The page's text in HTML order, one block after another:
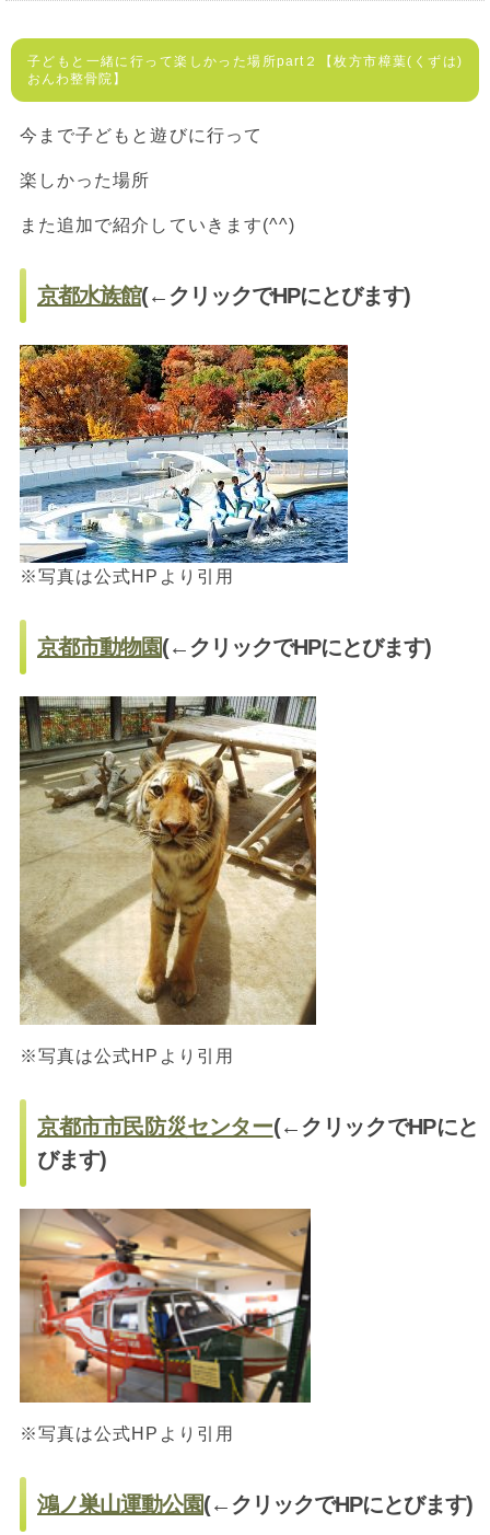
子どもと一緒に行って楽しかった場所part２【枚方市樟葉(くずは)
おんわ整骨院】
今まで子どもと遊びに行って
楽しかった場所
また追加で紹介していきます(^^)
京都水族館(←クリックでHPにとびます)
※写真は公式HPより引用
京都市動物園(←クリックでHPにとびます)
※写真は公式HPより引用
京都市市民防災センター(←クリックでHPにと
びます)
※写真は公式HPより引用
鴻ノ巣山運動公園(←クリックでHPにとびます)